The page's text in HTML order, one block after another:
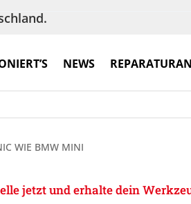
NEWS
WIE BMW MINI
jetzt und erhalte dein